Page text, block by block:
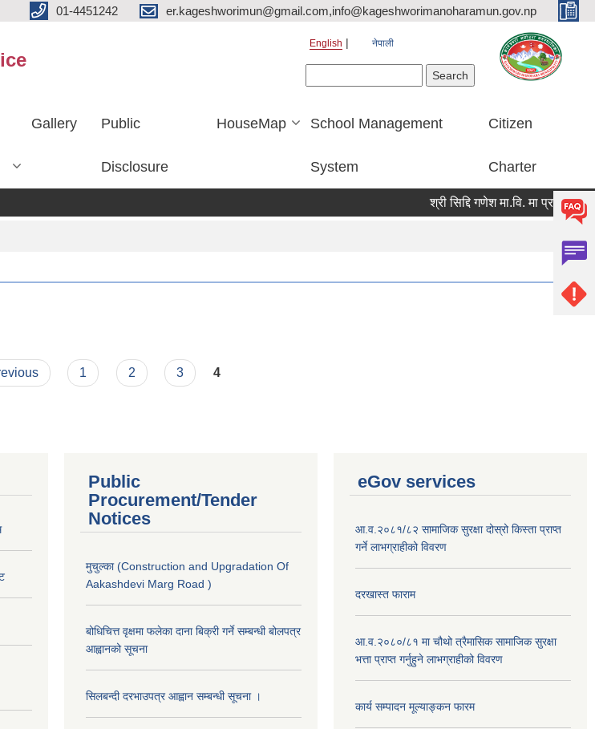
01-4451242 er.kageshworimun@gmail.com,info@kageshworimanoharamun.gov.np
English नेपाली
Gallery Public
Disclosure
HouseMap School Management
System
Citizen
Charter
श्री सिद्दि गणेश मा.वि. मा प्रशिक्षक(बाली
1 2 3 4
Public
Procurement/Tender
Notices
मुचुल्का (Construction and Upgradation Of
Aakashdevi Marg Road )
बोधिचित्त वृक्षमा फलेका दाना बिक्री गर्ने सम्बन्धी बोलपत्र
आह्वानको सूचना
सिलबन्दी दरभाउपत्र आह्वान सम्बन्धी सूचना ।
eGov services
आ.व.२०८१/८२ सामाजिक सुरक्षा दोस्रो किस्ता प्राप्त
गर्ने लाभग्राहीको विवरण
दरखास्त फाराम
आ.व.२०८०/८१ मा चौथो त्रैमासिक सामाजिक सुरक्षा
भत्ता प्राप्त गर्नुहुने लाभग्राहीको विवरण
कार्य सम्पादन मूल्याङ्कन फारम